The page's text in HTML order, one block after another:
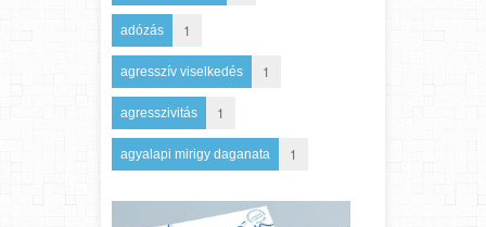
adózás 1
agresszív viselkedés 1
agresszivitás 1
agyalapi mirigy daganata 1